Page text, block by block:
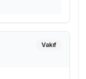
Vakıf